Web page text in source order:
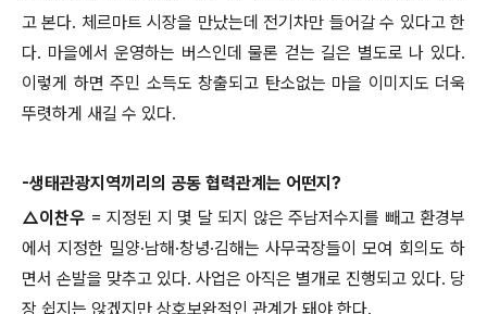
고 본다. 체르마트 시장을 만났는데 전기차만 들어갈 수 있다고 한
다. 마을에서 운영하는 버스인데 물론 걷는 길은 별도로 나 있다.
이렇게 하면 주민 소득도 창출되고 탄소없는 마을 이미지도 더욱
뚜렷하게 새길 수 있다.
-생태관광지역끼리의 공동 협력관계는 어떤지 ?
△이찬우 =지정된 지 몇 달 되지 않은 주남저수지를 빼고 환경부
에서 지정한 밀양·남해·창녕·김해는 사무국장들이 모여 회의도 하
면서 손발을 맞추고 있다. 사업은 아직은 별개로 진행되고 있다. 당
장 쉽지는 않겠지만 상호보완적인 관계가 돼야 한다.